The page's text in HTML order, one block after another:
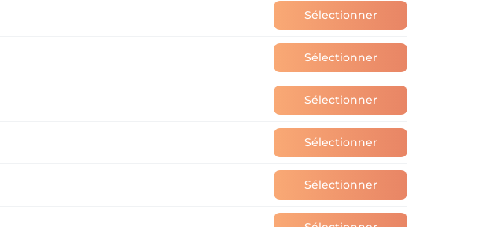
Sélectionner
Sélectionner
Sélectionner
Sélectionner
Sélectionner